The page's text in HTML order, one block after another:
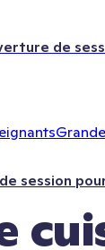
de
session